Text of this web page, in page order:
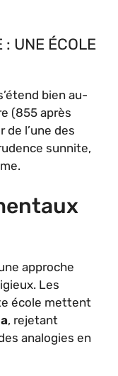
: UNE ÉCOLE
bien au-
(855 après
l’une des
sunnite,
approche
Les
école mettent
, rejetant
analogies en